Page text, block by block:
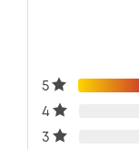
5
4
3